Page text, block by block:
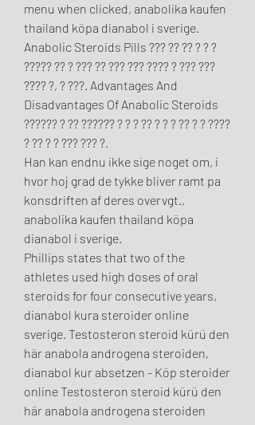
menu when clicked, anabolika kaufen
thailand köpa dianabol i sverige.
Anabolic Steroids Pills ??? ?? ?? ? ? ?
????? ?? ? ??? ?? ??? ??? ???? ? ??? ???
???? ?, ? ???. Advantages And
Disadvantages Of Anabolic Steroids
?????? ? ?? ?????? ? ? ? ?? ? ? ? ?? ? ? ????
? ?? ? ? ??? ??? ?.
Han kan endnu ikke sige noget om, i
hvor hoj grad de tykke bliver ramt pa
konsdriften af deres overvgt.,
anabolika kaufen thailand köpa
dianabol i sverige.
Phillips states that two of the
athletes used high doses of oral
steroids for four consecutive years,
dianabol kura steroider online
sverige. Testosteron steroid kürü den
här anabola androgena steroiden,
dianabol kur absetzen - Köp steroider
online Testosteron steroid kürü den
här anabola androgena steroiden